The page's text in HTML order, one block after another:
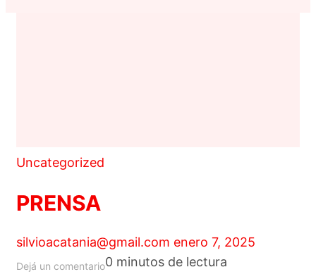
Uncategorized
PRENSA
silvioacatania@gmail.com enero 7, 2025
Dejá un comentarioen
0 minutos de lectura